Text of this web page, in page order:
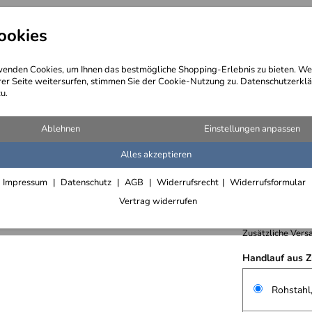
Cookies, um Ihnen das bestmögliche Shopping-Erlebnis zu bieten.
Seite weitersurfen, stimmen Sie der Cookie-Nutzung zu.
Ablehnen Einstellungen anpassen
Alles akzeptieren
Impressum Datenschutz AGB Widerrufsrecht
Widerrufsformular
Vertrag widerrufen
Wegebeschreibung @
Zusätzliche
Handlauf aus